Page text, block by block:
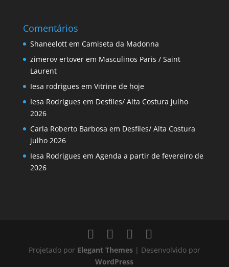
Comentários
Shaneelottem Camiseta da Madonna
zimerov ertoverem Masculinos Paris / Saint
Laurent
Iesa rodrigues em Vitrine de hoje
Iesa Rodrigues em Desfiles/ Alta Costura julho
2026
Carla Roberto Barbosa em Desfiles/ Alta Costura
julho 2026
Iesa Rodrigues em Agenda a partir de fevereiro de
2026
Projetado por Elegant Themes| Desenvolvido por
WordPress